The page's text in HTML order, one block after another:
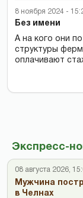
Экспресс-
08 августа 2026,
Мужчина
в Челнах
8 ноября 2024 -
Без имени
А на кого они
структуры
оплачивают